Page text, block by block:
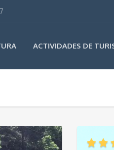
ACTIVIDADES DE